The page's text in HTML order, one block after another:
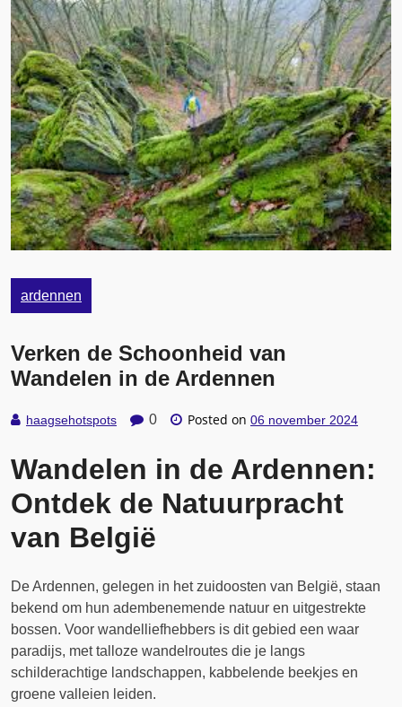
ardennen
Verken de Schoonheid van
Wandelen in de Ardennen
haagsehotspots 0 Posted on 06 november 2024
Wandelen in de Ardennen:
Ontdek de Natuurpracht
van België
De Ardennen, gelegen in het zuidoosten van België, staan
bekend om hun adembenemende natuur en uitgestrekte
bossen. Voor wandelliefhebbers is dit gebied een waar
paradijs, met talloze wandelroutes die je langs
schilderachtige landschappen, kabbelende beekjes en
groene valleien leiden.